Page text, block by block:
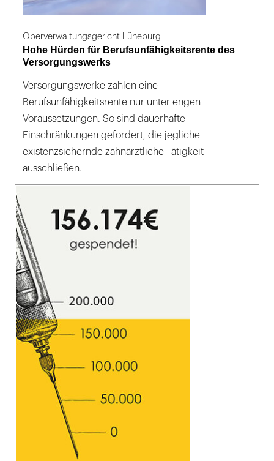
Oberverwaltungsgericht Lüneburg
Hohe Hürden für Berufsunfähigkeitsrente des
Versorgungswerks
Versorgungswerke zahlen eine
Berufsunfähigkeitsrente nur unter engen
Voraussetzungen. So sind dauerhafte
Einschränkungen gefordert, die jegliche
existenzsichernde zahnärztliche Tätigkeit
ausschließen.